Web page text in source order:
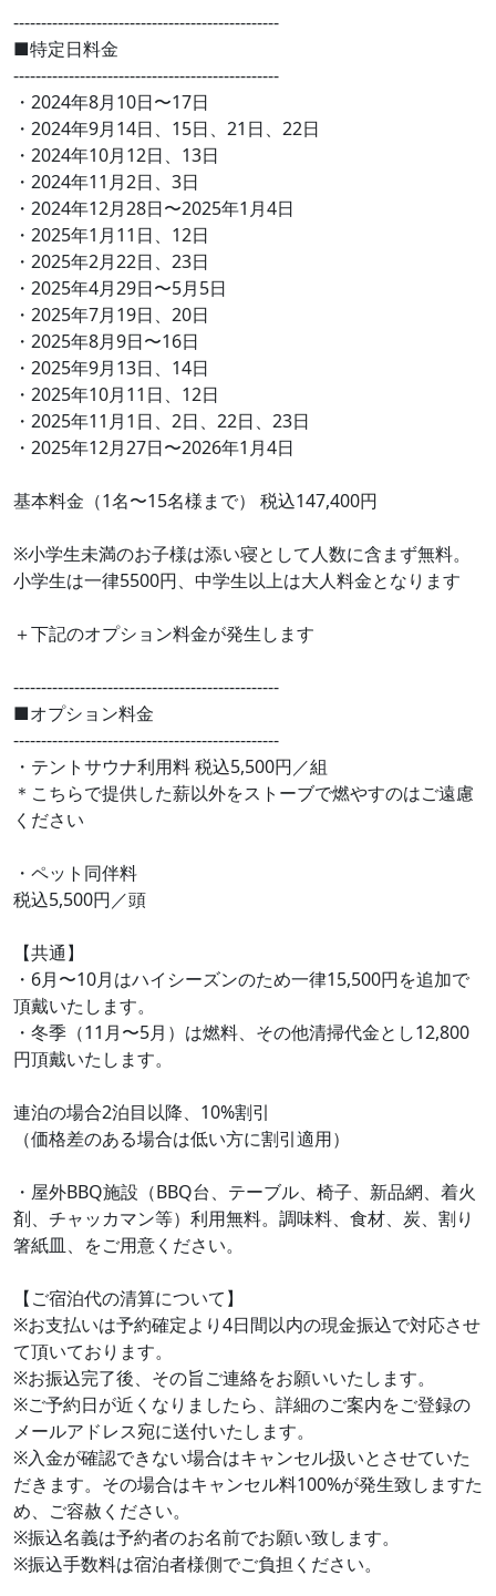
------------------------------------------------
■特定日料金
------------------------------------------------
・2024年8月10日〜17日
・2024年9月14日、15日、21日、22日
・2024年10月12日、13日
・2024年11月2日、3日
・2024年12月28日〜2025年1月4日
・2025年1月11日、12日
・2025年2月22日、23日
・2025年4月29日〜5月5日
・2025年7月19日、20日
・2025年8月9日〜16日
・2025年9月13日、14日
・2025年10月11日、12日
・2025年11月1日、2日、22日、23日
・2025年12月27日〜2026年1月4日
基本料金（1名〜15名様まで） 税込147,400円
※小学生未満のお子様は添い寝として人数に含まず無料。
小学生は一律5500円、中学生以上は大人料金となります
＋下記のオプション料金が発生します
------------------------------------------------
■オプション料金
------------------------------------------------
・テントサウナ利用料 税込5,500円／組
＊こちらで提供した薪以外をストーブで燃やすのはご遠慮
ください
・ペット同伴料
税込5,500円／頭
【共通】
・6月〜10月はハイシーズンのため一律15,500円を追加で
頂戴いたします。
・冬季（11月〜5月）は燃料、その他清掃代金とし12,800
円頂戴いたします。
連泊の場合2泊目以降、10%割引
（価格差のある場合は低い方に割引適用）
・屋外BBQ施設（BBQ台、テーブル、椅子、新品網、着火
剤、チャッカマン等）利用無料。調味料、食材、炭、割り
箸紙皿、をご用意ください。
【ご宿泊代の清算について】
※お支払いは予約確定より4日間以内の現金振込で対応させ
て頂いております。
※お振込完了後、その旨ご連絡をお願いいたします。
※ご予約日が近くなりましたら、詳細のご案内をご登録の
メールアドレス宛に送付いたします。
※入金が確認できない場合はキャンセル扱いとさせていた
だきます。その場合はキャンセル料100%が発生致しますた
め、ご容赦ください。
※振込名義は予約者のお名前でお願い致します。
※振込手数料は宿泊者様側でご負担ください。